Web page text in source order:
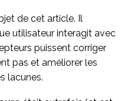
de cet article. Il
utilisateur interagit avec
puissent corriger
pas et améliorer les
lacunes.